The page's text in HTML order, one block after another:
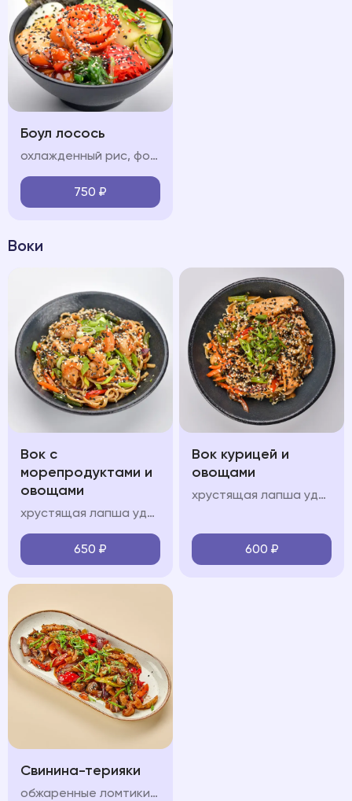
Боул лосось
охлажденный рис, форель, обжаренные в соусе терияки, свежие овощи (огурец, авокадо, черри), яйцо, водоросли чукка, нори, икра "тобико", соус "терияки", соус "спайси", кунжут
750 ₽
Воки
Вок с
морепродуктами и
овощами
хрустящая лапша удон, королевские креветки, кальмары, мидии, красный лук, болгарский перец, шампиньоны, морковь, кабачок, лук перо, кинза, соус "вок", свежая зелень, кунжут
650 ₽
Вок курицей и
овощами
хрустящая лапша удон, куриное филе, болгарский перец, шампиньоны, морковь, кабачок, лук перо, кинза, соус "вок", свежая зелень, кунжут
600 ₽
Свинина-терияки
обжаренные ломтики свинины, красный лук, болгарский перец, шампиньон, морковь, кабачок, соус терияки, лук перо, кинза